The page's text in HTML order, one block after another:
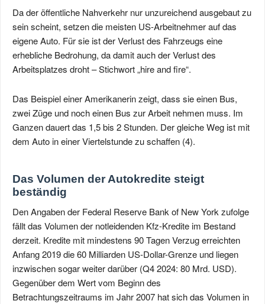
Da der öffentliche Nahverkehr nur unzureichend ausgebaut zu
sein scheint, setzen die meisten US-Arbeitnehmer auf das
eigene Auto. Für sie ist der Verlust des Fahrzeugs eine
erhebliche Bedrohung, da damit auch der Verlust des
Arbeitsplatzes droht – Stichwort „hire and fire“.
Das Beispiel einer Amerikanerin zeigt, dass sie einen Bus,
zwei Züge und noch einen Bus zur Arbeit nehmen muss. Im
Ganzen dauert das 1,5 bis 2 Stunden. Der gleiche Weg ist mit
dem Auto in einer Viertelstunde zu schaffen (4).
Das Volumen der Autokredite steigt
beständig
Den Angaben der Federal Reserve Bank of New York zufolge
fällt das Volumen der notleidenden Kfz-Kredite im Bestand
derzeit. Kredite mit mindestens 90 Tagen Verzug erreichten
Anfang 2019 die 60 Milliarden US-Dollar-Grenze und liegen
inzwischen sogar weiter darüber (Q4 2024: 80 Mrd. USD).
Gegenüber dem Wert vom Beginn des
Betrachtungszeitraums im Jahr 2007 hat sich das Volumen in